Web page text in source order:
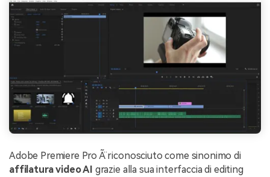
Adobe Premiere Pro Ã¨ riconosciuto come sinonimo di
affilatura video AI grazie alla sua interfaccia di editing